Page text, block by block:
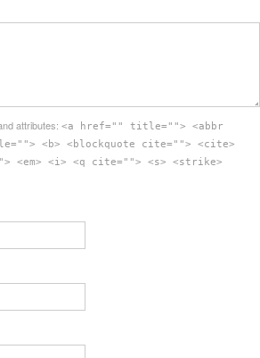
attributes: <a href="" title=""> <abbr
<b> <blockquote cite=""> <cite>
<em> <i> <q cite=""> <s> <strike>